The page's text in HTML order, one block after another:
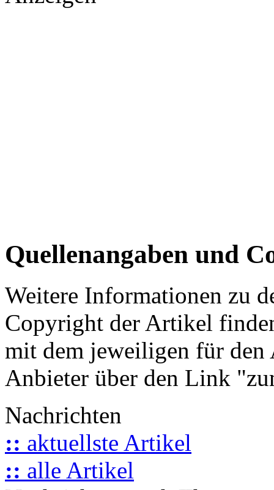
Quellenangaben und
Weitere Informationen zu
Copyright der Artikel
mit dem jeweiligen für
Anbieter über den Link
Nachrichten
:: aktuellste Artikel
:: alle Artikel